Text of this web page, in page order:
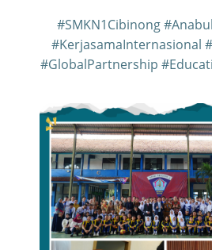
#SMKN1Cibinong
#KerjasamaInternasional
#GlobalPartnership